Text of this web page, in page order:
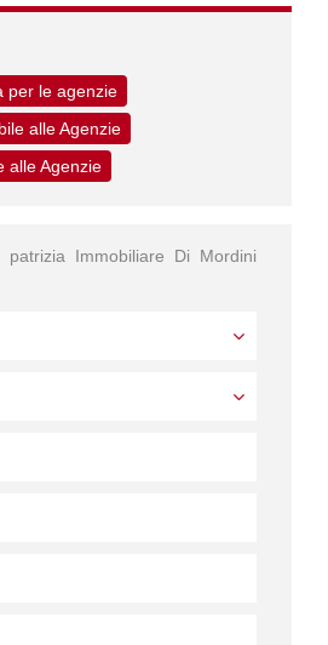
per le agenzie
alle Agenzie
alle Agenzie
Immobiliare Di Mordini